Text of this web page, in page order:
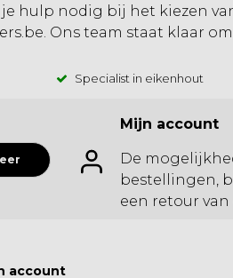
je hulp nodig bij het kiezen
. Ons team staat klaar
Specialist in eikenhout
Mijn account
De
bestellingen,
een retour
account